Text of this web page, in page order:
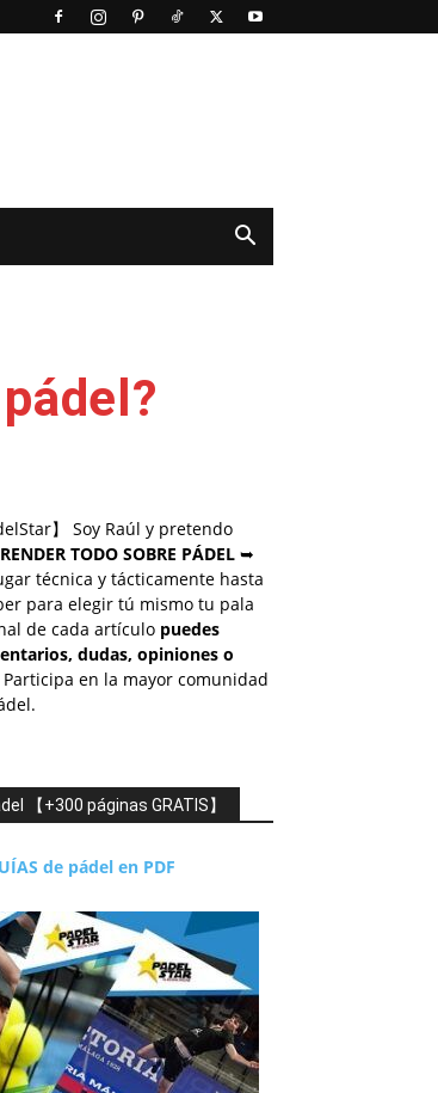
】 Soy Raúl y pretendo
TODO SOBRE PÁDEL ➥
técnica y tácticamente hasta
para elegir tú mismo tu pala
de cada artículo puedes
dudas, opiniones o
Participa en la mayor comunidad
【+300 páginas GRATIS】
de pádel en PDF